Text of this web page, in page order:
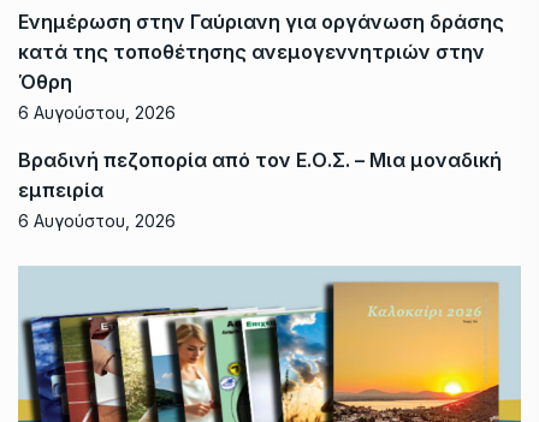
Ενημέρωση στην Γαύριανη για οργάνωση δράσης
κατά της τοποθέτησης ανεμογεννητριών στην
Όθρη
6 Αυγούστου, 2026
Βραδινή πεζοπορία από τον Ε.Ο.Σ. – Μια μοναδική
εμπειρία
6 Αυγούστου, 2026